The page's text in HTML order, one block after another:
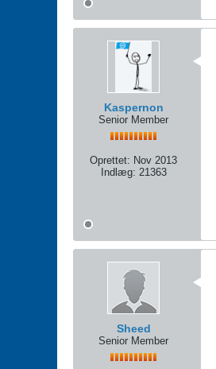
Kaspernon
Senior Member
Oprettet: Nov 2013
Indlæg: 21363
Sheed
Senior Member